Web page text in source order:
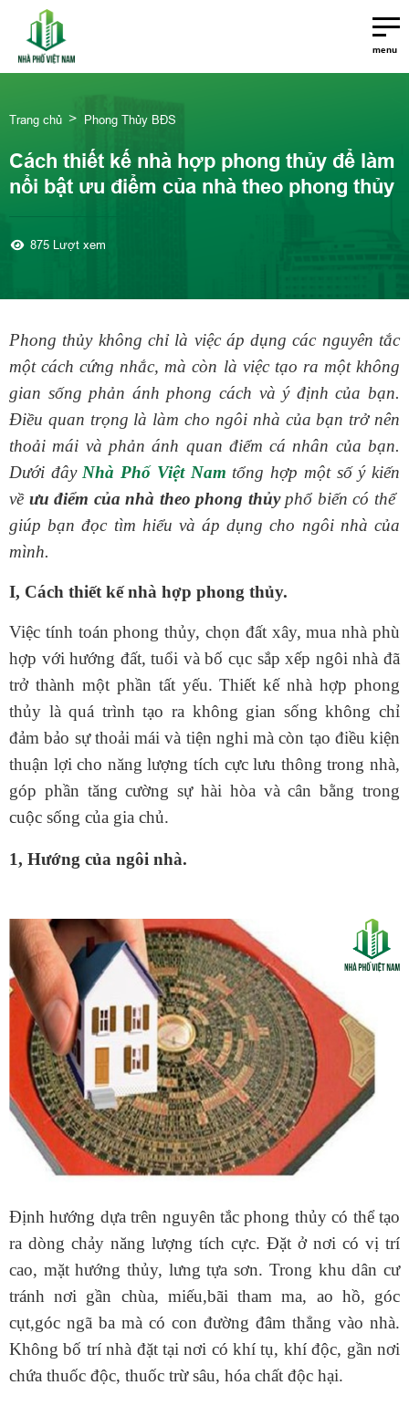
menu
Trang chủ Phong Thủy BĐS
Cách thiết kế nhà hợp phong thủy để làm
nổi bật ưu điểm của nhà theo phong thủy
875 Lượt xem
Phong thủy không chỉ là việc áp dụng các nguyên tắc
một cách cứng nhắc, mà còn là việc tạo ra một không
gian sống phản ánh phong cách và ý định của bạn.
Điều quan trọng là làm cho ngôi nhà của bạn trở nên
thoải mái và phản ánh quan điểm cá nhân của bạn.
Dưới đây Nhà Phố Việt Nam tổng hợp một số ý kiến
về ưu điểm của nhà theo phong thủy phổ biến có thể
giúp bạn đọc tìm hiểu và áp dụng cho ngôi nhà của
mình.
I, Cách thiết kế nhà hợp phong thủy.
Việc tính toán phong thủy, chọn đất xây, mua nhà phù
hợp với hướng đất, tuổi và bố cục sắp xếp ngôi nhà đã
trở thành một phần tất yếu. Thiết kế nhà hợp phong
thủy là quá trình tạo ra không gian sống không chỉ
đảm bảo sự thoải mái và tiện nghi mà còn tạo điều kiện
thuận lợi cho năng lượng tích cực lưu thông trong nhà,
góp phần tăng cường sự hài hòa và cân bằng trong
cuộc sống của gia chủ.
1, Hướng của ngôi nhà.
Định hướng dựa trên nguyên tắc phong thủy có thể tạo
ra dòng chảy năng lượng tích cực. Đặt ở nơi có vị trí
cao, mặt hướng thủy, lưng tựa sơn. Trong khu dân cư
tránh nơi gần chùa, miếu,bãi tham ma, ao hồ, góc
cụt,góc ngã ba mà có con đường đâm thẳng vào nhà.
Không bố trí nhà đặt tại nơi có khí tụ, khí độc, gần nơi
chứa thuốc độc, thuốc trừ sâu, hóa chất độc hại.